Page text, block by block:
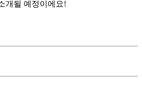
개될 예정이에요!